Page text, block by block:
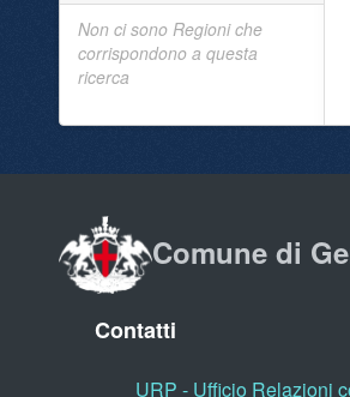
Non ci sono Regioni che
corrispondono a questa
ricerca
Comune di
Contatti
URP - Ufficio Relazioni